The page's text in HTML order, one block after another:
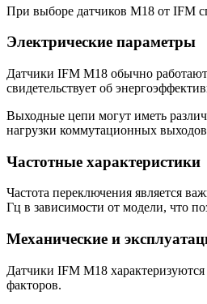
При выборе датчиков M18 от IFM
Электрические параметры
Датчики IFM M18 обычно
свидетельствует об
Выходные цепи могут иметь
нагрузки коммутационных
Частотные характеристики
Частота переключения является
Гц в зависимости от модели, что
Механические и
Датчики IFM M18
факторов.